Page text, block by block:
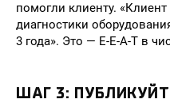
помогли клиенту.
диагностики
3 года». Это — E-E-A-T в
ШАГ 3: